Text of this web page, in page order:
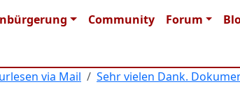
Community Forum
via Mail Sehr vielen Dank.